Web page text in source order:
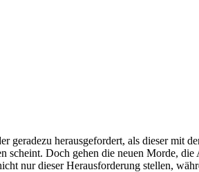
herausgefordert, als dieser mit
Doch gehen die neuen Morde,
nur dieser Herausforderung stellen,